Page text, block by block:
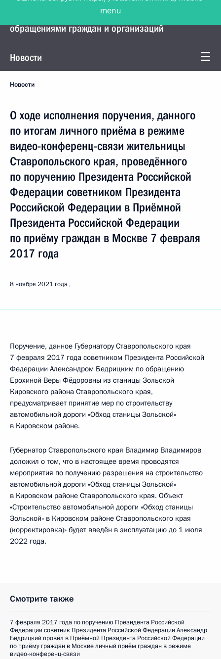
Управление Президента по работе с
обращениями граждан и организаций
Новости
Новости
О ходе исполнения поручения, данного
по итогам личного приёма в режиме
видео-конференц-связи жительницы
Ставропольского края, проведённого
по поручению Президента Российской
Федерации советником Президента
Российской Федерации в Приёмной
Президента Российской Федерации
по приёму граждан в Москве 7 февраля
2017 года
8 ноября 2021 года
Поручение, данное Губернатору Ставропольского края
7 февраля 2017 года советником Президента Российской
Федерации Александром Бедрицким по обращению
Ерохиной Веры Фёдоровны из станицы Зольской
Кировского района Ставропольского края,
предусматривает принятие мер по строительству
автомобильной дороги «Обход станицы Зольской»
в Кировском районе.
Губернатор Ставропольского края Владимир Владимиров
доложил о том, что в настоящее время проводятся
мероприятия по получению разрешения на строительство
автомобильной дороги «Обход станицы Зольской»
в Кировском районе Ставропольского края. Объект
«Строительство автомобильной дороги «Обход станицы
Зольской» в Кировском районе Ставропольского края
(корректировка)» будет введён в эксплуатацию до 1 июля
2022 года.
Смотрите также
7 февраля 2017 года по поручению Президента Российской
Федерации советник Президента Российской Федерации Александр
Бедрицкий провёл в Приёмной Президента Российской Федерации
по приёму граждан в Москве личный приём граждан в режиме
видео-конференц-связи
menu